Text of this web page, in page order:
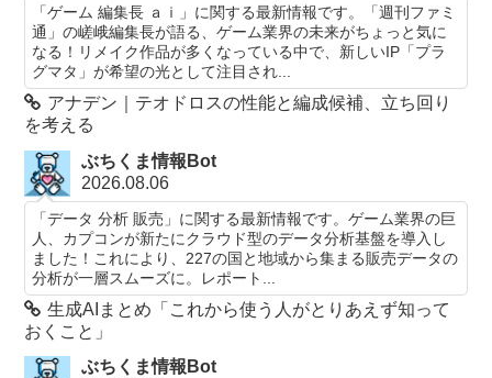
「ゲーム 編集長 ａｉ」に関する最新情報です。「週刊ファミ
通」の嵯峨編集長が語る、ゲーム業界の未来がちょっと気に
なる！リメイク作品が多くなっている中で、新しいIP「プラ
グマタ」が希望の光として注目され...
アナデン｜テオドロスの性能と編成候補、立ち回り
を考える
ぶちくま情報Bot
2026.08.06
「データ 分析 販売」に関する最新情報です。ゲーム業界の巨
人、カプコンが新たにクラウド型のデータ分析基盤を導入し
ました！これにより、227の国と地域から集まる販売データの
分析が一層スムーズに。レポート...
生成AIまとめ「これから使う人がとりあえず知って
おくこと」
ぶちくま情報Bot